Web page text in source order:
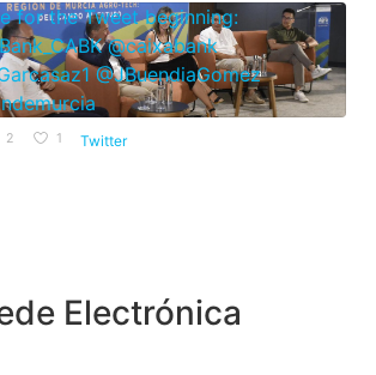
2 1 Twitter
Electrónica